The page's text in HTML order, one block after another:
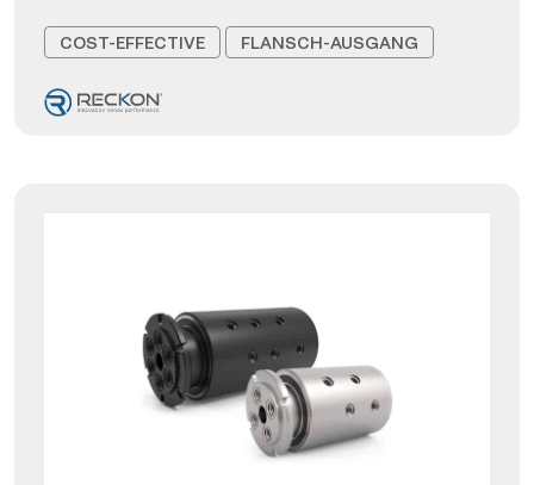
COST-EFFECTIVE FLANSCH-AUSGANG